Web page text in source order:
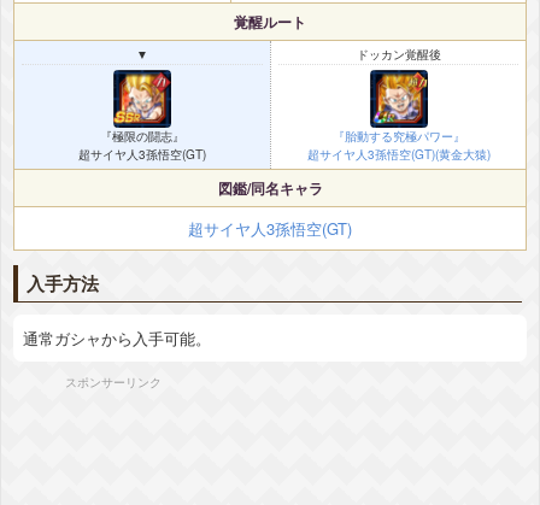
覚醒ルート
▼
『極限の闘志』
超サイヤ人3孫悟空(GT)
ドッカン覚醒後
『胎動する究極パワー』
超サイヤ人3孫悟空(GT)(黄金大猿)
図鑑/同名キャラ
超サイヤ人3孫悟空(GT)
入手方法
通常ガシャから入手可能。
スポンサーリンク